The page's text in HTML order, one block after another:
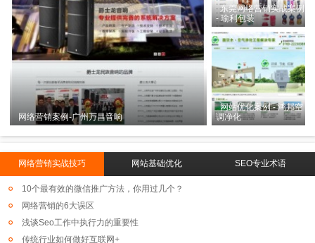
网络营销案例-广州万昌音响
东莞网络营销实战案例
- 瑜利包装
网站优化案例 - 鸿邦空
调净化
网络营销实战技巧 网站基础优化 SEO专业术语
10个最有效的微信推广方法，你用过几个？
网络营销的6大误区
浅谈Seo工作中执行力的重要性
传统行业如何做好互联网+